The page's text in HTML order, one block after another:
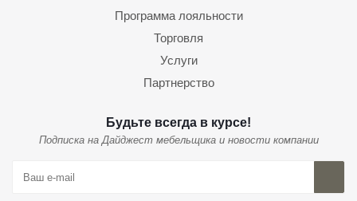
Программа лояльности
Торговля
Услуги
Партнерство
Будьте всегда в курсе!
Подписка на Дайджест мебельщика и новости компании